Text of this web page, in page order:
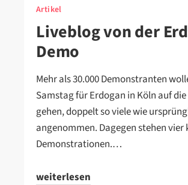
Artikel
Liveblog von der
Demo
Mehr als 30.000 Demonstranten
Samstag für Erdogan in Köln auf
gehen, doppelt so viele wie
angenommen. Dagegen stehen vier
Demonstrationen.…
weiterlesen